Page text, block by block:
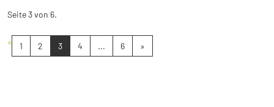
Seite 3 von 6.
« 1 2 3 4 ... 6 »